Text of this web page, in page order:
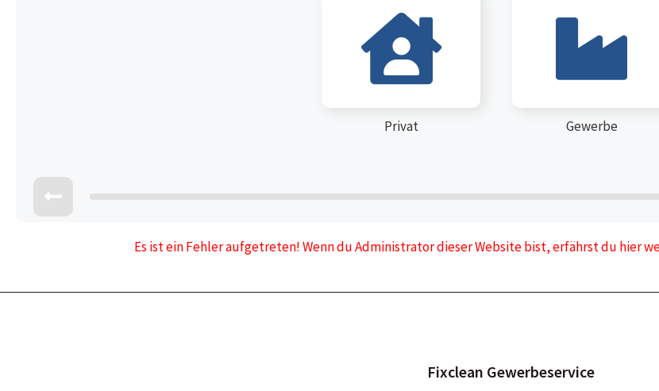
Privat Gewerbe
Es ist ein Fehler aufgetreten! Wenn du Administrator dieser Website bist, erfährst du hier
Fixclean Gewerbeservice